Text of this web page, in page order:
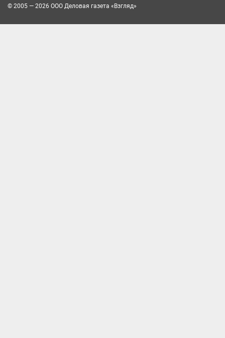
© 2005 — 2026 ООО Деловая газета «Взгляд»